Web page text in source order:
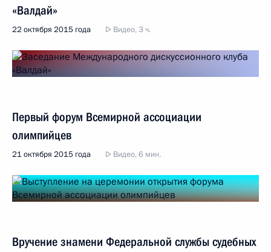
«Валдай»
22 октября 2015 года Видео, 3 ч.
Первый форум Всемирной ассоциации
олимпийцев
21 октября 2015 года Видео, 6 мин.
Вручение знамени Федеральной службы судебных